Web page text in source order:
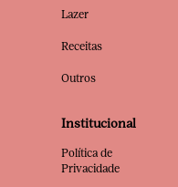
Lazer
Receitas
Outros
Institucional
Política de
Privacidade